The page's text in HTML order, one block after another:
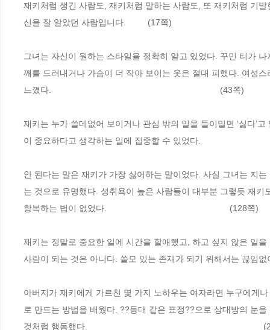
재키처럼 생긴 사람도, 재키처럼 말하는 사람도, 또 재키처럼 기
신을 잘 알았던 사람입니다.         (17쪽)
그녀는 자신이 원하는 스타일을 정확히 알고 있었다. 꾸민 티가
깨를 드러내거나 가슴이 더 작아 보이는 옷은 절대 피했다. 여성
느꼈다.                                                                      (43쪽)
재키는 누가 쓸데없어 보이거나 관심 밖의 일을 들이밀면 ‘싫다’
이 중요하다고 생각하는 일에 집중할 수 있었다.
안 된다는 말은 재키가 가장 싫어하는 말이었다. 사실 그녀는 지
는 것으로 유명했다. 성취욕이 높은 사람들이 대부분 그렇듯 재
항복하는 법이 없었다.                                                   (128쪽)
재키는 정말로 중요한 일에 시간을 할애했고, 하고 싶지 않은 일
사람이 되는 것은 아니다. 쓸모 있는 존재가 되기 위해서는 끊임
아버지가 재키에게 가르친 몇 가지 노하우는 여자라면 누구에게
로 만드는 방법을 배웠다. ??등대 같은 표정??으로 상대방의 눈
것처럼 행동했다.